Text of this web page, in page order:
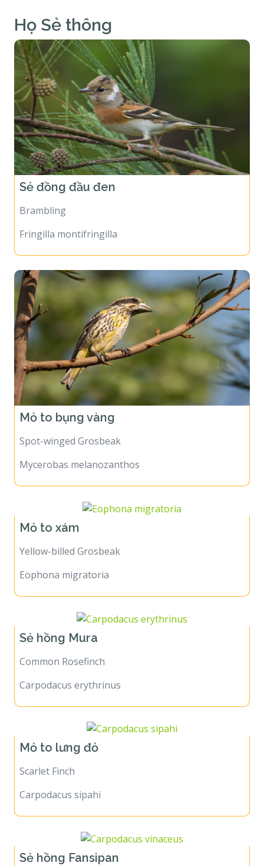
Họ Sẻ thông
Sẻ đồng đầu đen
Brambling
Fringilla montifringilla
Mỏ to bụng vàng
Spot-winged Grosbeak
Mycerobas melanozanthos
Mỏ to xám
Yellow-billed Grosbeak
Eophona migratoria
Sẻ hồng Mura
Common Rosefinch
Carpodacus erythrinus
Mỏ to lưng đỏ
Scarlet Finch
Carpodacus sipahi
Sẻ hồng Fansipan